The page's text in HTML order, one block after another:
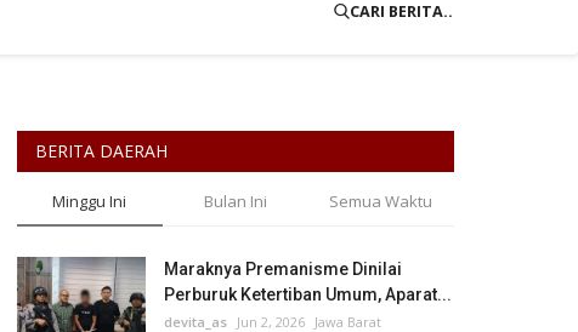
CARI BERITA..
BERITA DAERAH
Minggu Ini Bulan Ini Semua Waktu
Maraknya Premanisme Dinilai
Perburuk Ketertiban Umum, Aparat...
devita_as Jun 2, 2026 Jawa Barat